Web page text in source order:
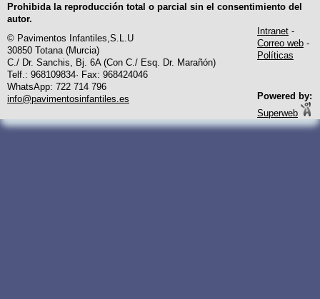
Prohibida la reproducción total o parcial sin el consentimiento del
autor.
© Pavimentos Infantiles,S.L.U
30850 Totana (Murcia)
C./ Dr. Sanchis, Bj. 6A (Con C./ Esq. Dr. Marañón)
Telf.: 968109834· Fax: 968424046
WhatsApp: 722 714 796
info@pavimentosinfantiles.es
Intranet -
Correo web -
Políticas
Powered by:
Superweb